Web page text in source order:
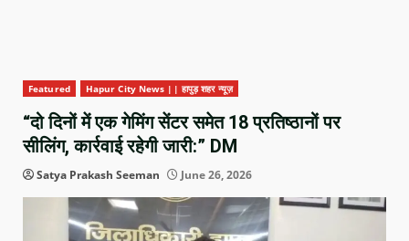
Featured Hapur City News || हापुड़ शहर न्यूज़
“दो दिनों में एक गेमिंग सेंटर समेत 18 प्रतिष्ठानों पर
सीलिंग, कार्रवाई रहेगी जारी:” DM
Satya Prakash Seeman June 26, 2026